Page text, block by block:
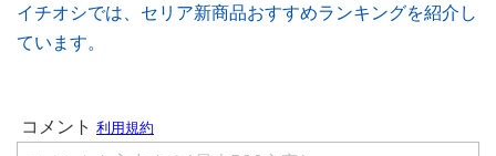
イチオシでは、セリア新商品おすすめランキングを紹介し
ています。